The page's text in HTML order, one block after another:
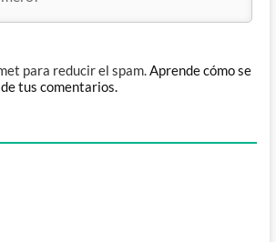
para reducir el spam.Aprende cómo se
tus comentarios.